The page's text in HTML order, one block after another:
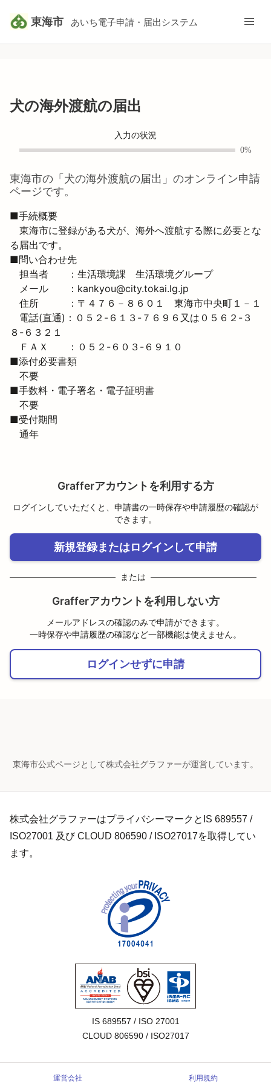
東海市 あいち電子申請・届出システム
犬の海外渡航の届出
入力の状況
0%
東海市の「 犬の海外渡航の届出 」のオンライン申請
ページです。
■手続概要
東海市に登録がある犬が、海外へ渡航する際に必要とな
る届出です。
■問い合わせ先
担当者　　：生活環境課　生活環境グループ
メール　　：kankyou@city.tokai.lg.jp
住所　　　：〒４７６－８６０１　東海市中央町１－１
電話(直通)：０５２-６１３-７６９６又は０５６２-３
８-６３２１
ＦＡＸ　　：０５２-６０３-６９１０
■添付必要書類
不要
■手数料・電子署名・電子証明書
不要
■受付期間
通年
Grafferアカウントを利用する方
ログインしていただくと、申請書の一時保存や申請履歴の確認が
できます。
新規登録またはログインして申請
または
Grafferアカウントを利用しない方
メールアドレスの確認のみで申請ができます。
一時保存や申請履歴の確認など一部機能は使えません。
ログインせずに申請
東海市公式ページとして株式会社グラファーが運営しています。
株式会社グラファーはプライバシーマークとIS 689557 /
ISO27001 及び CLOUD 806590 / ISO27017を取得してい
ます。
IS 689557 / ISO 27001
CLOUD 806590 / ISO27017
運営会社 利用規約